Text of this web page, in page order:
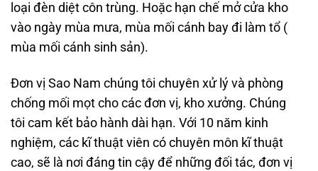
loại đèn diệt côn trùng. Hoặc hạn chế mở cửa kho
vào ngày mùa mưa, mùa mối cánh bay đi làm tổ (
mùa mối cánh sinh sản).
Đơn vị Sao Nam chúng tôi chuyên xử lý và phòng
chống mối mọt cho các đơn vị, kho xưởng. Chúng
tôi cam kết bảo hành dài hạn. Với 10 năm kinh
nghiệm, các kĩ thuật viên có chuyên môn kĩ thuật
cao, sẽ là nơi đáng tin cậy để những đối tác, đơn vị